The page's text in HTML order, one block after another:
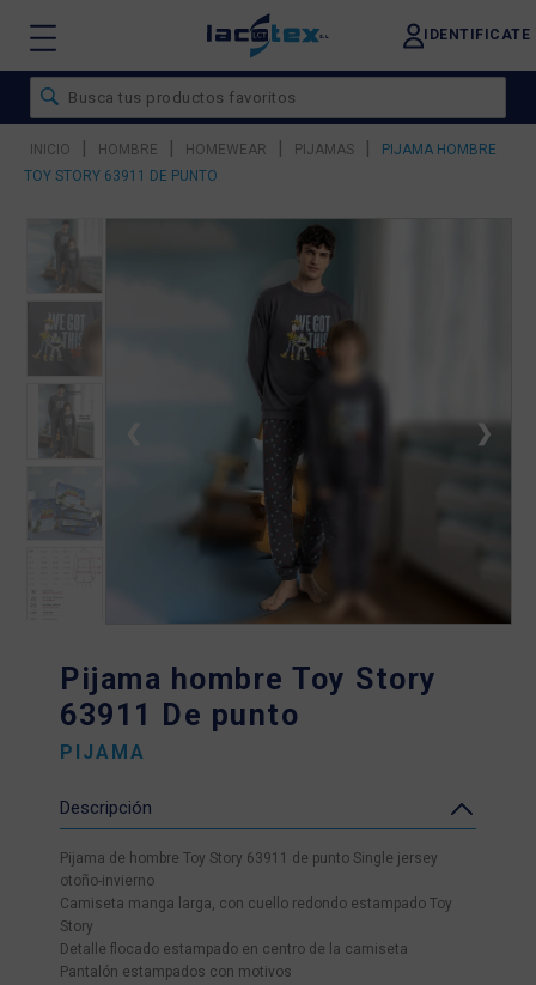
IDENTIFICATE
INICIO | HOMBRE | HOMEWEAR | PIJAMAS |
PIJAMA HOMBRE
TOY STORY 63911 DE PUNTO
❯
Pijama hombre Toy Story
63911 De punto
PIJAMA
Descripción
Pijama de hombre Toy Story 63911 de punto Single jersey
otoño-invierno
Camiseta manga larga, con cuello redondo estampado Toy
Story
Detalle flocado estampado en centro de la camiseta
Pantalón estampados con motivos